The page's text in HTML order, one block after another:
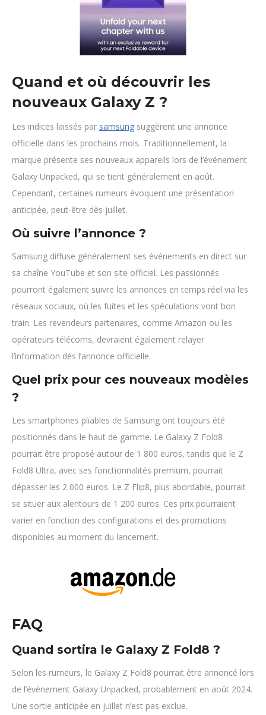
Quand et où découvrir les
nouveaux Galaxy Z ?
Les indices laissés par samsung suggèrent une annonce
officielle dans les prochains mois. Traditionnellement, la
marque présente ses nouveaux appareils lors de l’événement
Galaxy Unpacked, qui se tient généralement en août.
Cependant, certaines rumeurs évoquent une présentation
anticipée, peut-être dès juillet.
Où suivre l’annonce ?
Samsung diffuse généralement ses événements en direct sur
sa chaîne YouTube et son site officiel. Les passionnés
pourront également suivre les annonces en temps réel via les
réseaux sociaux, où les fuites et les spéculations vont bon
train. Les revendeurs partenaires, comme Amazon ou les
opérateurs télécoms, devraient également relayer
l’information dès l’annonce officielle.
Quel prix pour ces nouveaux modèles
?
Les smartphones pliables de Samsung ont toujours été
positionnés dans le haut de gamme. Le Galaxy Z Fold8
pourrait être proposé autour de 1 800 euros, tandis que le Z
Fold8 Ultra, avec ses fonctionnalités premium, pourrait
dépasser les 2 000 euros. Le Z Flip8, plus abordable, pourrait
se situer aux alentours de 1 200 euros. Ces prix pourraient
varier en fonction des configurations et des promotions
disponibles au moment du lancement.
FAQ
Quand sortira le Galaxy Z Fold8 ?
Selon les rumeurs, le Galaxy Z Fold8 pourrait être annoncé lors
de l’événement Galaxy Unpacked, probablement en août 2024.
Une sortie anticipée en juillet n’est pas exclue.